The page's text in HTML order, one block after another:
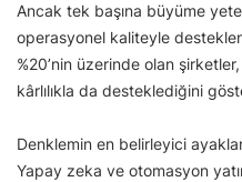
Ancak tek başına büyüme
operasyonel kaliteyle
%20’nin üzerinde olan
kârlılıkla da desteklediğini
Denklemin en belirleyici
Yapay zeka ve otomasyon